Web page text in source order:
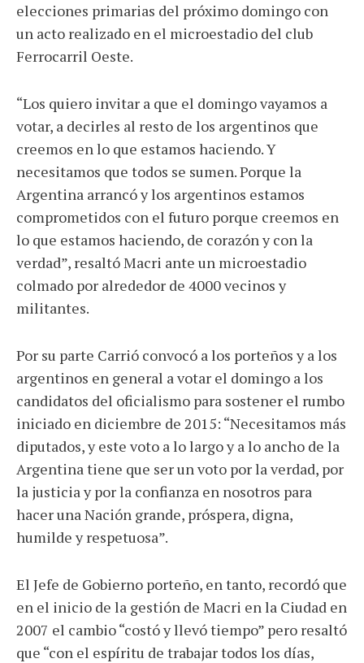
elecciones primarias del próximo domingo con
un acto realizado en el microestadio del club
Ferrocarril Oeste.
“Los quiero invitar a que el domingo vayamos a
votar, a decirles al resto de los argentinos que
creemos en lo que estamos haciendo. Y
necesitamos que todos se sumen. Porque la
Argentina arrancó y los argentinos estamos
comprometidos con el futuro porque creemos en
lo que estamos haciendo, de corazón y con la
verdad”, resaltó Macri ante un microestadio
colmado por alrededor de 4000 vecinos y
militantes.
Por su parte Carrió convocó a los porteños y a los
argentinos en general a votar el domingo a los
candidatos del oficialismo para sostener el rumbo
iniciado en diciembre de 2015: “Necesitamos más
diputados, y este voto a lo largo y a lo ancho de la
Argentina tiene que ser un voto por la verdad, por
la justicia y por la confianza en nosotros para
hacer una Nación grande, próspera, digna,
humilde y respetuosa”.
El Jefe de Gobierno porteño, en tanto, recordó que
en el inicio de la gestión de Macri en la Ciudad en
2007 el cambio “costó y llevó tiempo” pero resaltó
que “con el espíritu de trabajar todos los días,